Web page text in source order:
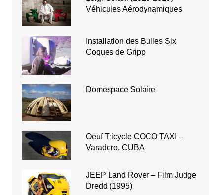
Véhicules Aérodynamiques
Installation des Bulles Six
Coques de Gripp
Domespace Solaire
Oeuf Tricycle COCO TAXI –
Varadero, CUBA
JEEP Land Rover – Film Judge
Dredd (1995)